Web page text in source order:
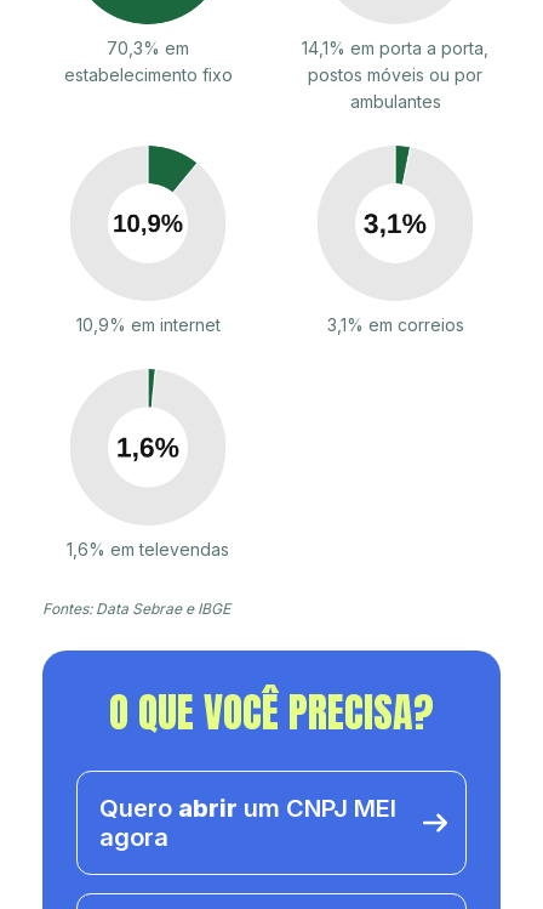
70,3% em
estabelecimento fixo
14,1% em porta a porta,
postos móveis ou por
ambulantes
10,9% em internet 3,1% em correios
1,6% em televendas
Fontes: Data Sebrae e IBGE
O QUE VOCÊ PRECISA?
Quero abrir um CNPJ MEI
agora